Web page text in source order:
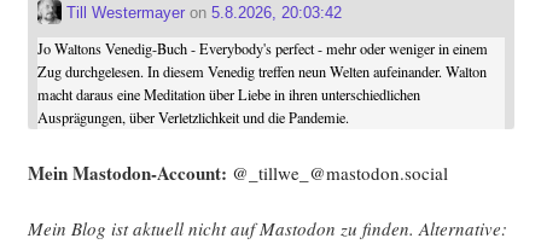
Till Westermayeron 5.8.2026, 20:03:42
Jo Waltons Venedig-Buch - Everybody's perfect - mehr oder weniger in einem
Zug durchgelesen. In diesem Venedig treffen neun Welten aufeinander. Walton
macht daraus eine Meditation über Liebe in ihren unterschiedlichen
Ausprägungen, über Verletzlichkeit und die Pandemie.
Mein Mast­o­don-Account: @_tillwe_@mastodon.social
Mein Blog ist aktu­ell nicht auf Mast­o­don zu fin­den. Alter­na­ti­ve: